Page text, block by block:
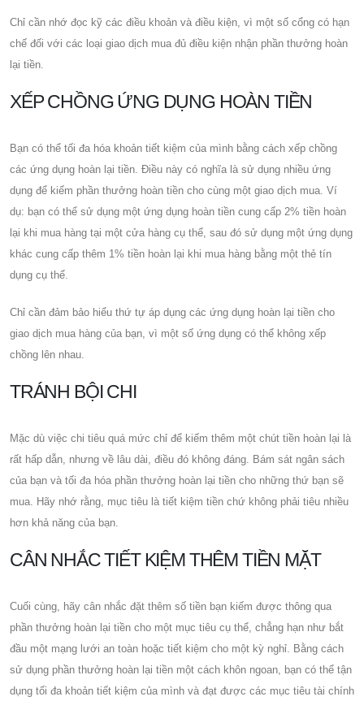
Chỉ cần nhớ đọc kỹ các điều khoản và điều kiện, vì một số cổng có hạn
chế đối với các loại giao dịch mua đủ điều kiện nhận phần thưởng hoàn
lại tiền.
XẾP CHỒNG ỨNG DỤNG HOÀN TIỀN
Bạn có thể tối đa hóa khoản tiết kiệm của mình bằng cách xếp chồng
các ứng dụng hoàn lại tiền. Điều này có nghĩa là sử dụng nhiều ứng
dụng để kiếm phần thưởng hoàn tiền cho cùng một giao dịch mua. Ví
dụ: bạn có thể sử dụng một ứng dụng hoàn tiền cung cấp 2% tiền hoàn
lại khi mua hàng tại một cửa hàng cụ thể, sau đó sử dụng một ứng dụng
khác cung cấp thêm 1% tiền hoàn lại khi mua hàng bằng một thẻ tín
dụng cụ thể.
Chỉ cần đảm bảo hiểu thứ tự áp dụng các ứng dụng hoàn lại tiền cho
giao dịch mua hàng của bạn, vì một số ứng dụng có thể không xếp
chồng lên nhau.
TRÁNH BỘI CHI
Mặc dù việc chi tiêu quá mức chỉ để kiếm thêm một chút tiền hoàn lại là
rất hấp dẫn, nhưng về lâu dài, điều đó không đáng. Bám sát ngân sách
của bạn và tối đa hóa phần thưởng hoàn lại tiền cho những thứ bạn sẽ
mua. Hãy nhớ rằng, mục tiêu là tiết kiệm tiền chứ không phải tiêu nhiều
hơn khả năng của bạn.
CÂN NHẮC TIẾT KIỆM THÊM TIỀN MẶT
Cuối cùng, hãy cân nhắc đặt thêm số tiền bạn kiếm được thông qua
phần thưởng hoàn lại tiền cho một mục tiêu cụ thể, chẳng hạn như bắt
đầu một mạng lưới an toàn hoặc tiết kiệm cho một kỳ nghỉ. Bằng cách
sử dụng phần thưởng hoàn lại tiền một cách khôn ngoan, bạn có thể tận
dụng tối đa khoản tiết kiệm của mình và đạt được các mục tiêu tài chính